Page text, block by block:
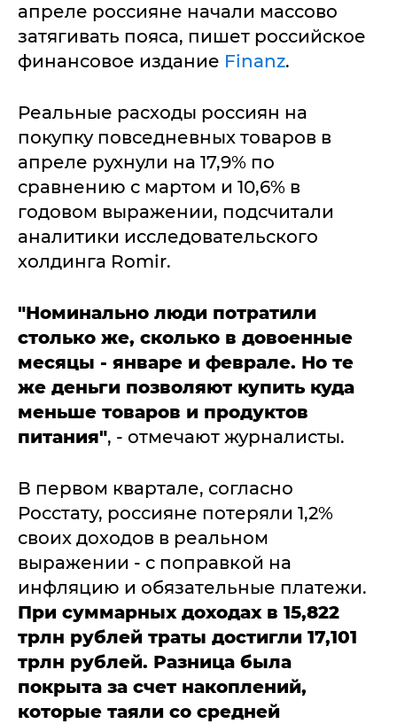
апреле россияне начали массово
затягивать пояса, пишет российское
финансовое издание Finanz.
Реальные расходы россиян на
покупку повседневных товаров в
апреле рухнули на 17,9% по
сравнению с мартом и 10,6% в
годовом выражении, подсчитали
аналитики исследовательского
холдинга Romir.
"Номинально люди потратили
столько же, сколько в довоенные
месяцы - январе и феврале. Но те
же деньги позволяют купить куда
меньше товаров и продуктов
питания", - отмечают журналисты.
В первом квартале, согласно
Росстату, россияне потеряли 1,2%
своих доходов в реальном
выражении - с поправкой на
инфляцию и обязательные платежи.
При суммарных доходах в 15,822
трлн рублей траты достигли 17,101
трлн рублей. Разница была
покрыта за счет накоплений,
которые таяли со средней